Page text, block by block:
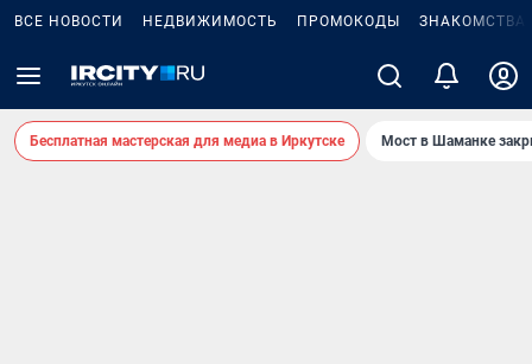
ВСЕ НОВОСТИ НЕДВИЖИМОСТЬ ПРОМОКОДЫ ЗНАКОМСТВА
Бесплатная мастерская для медиа в Иркутске Мост в Шаманке